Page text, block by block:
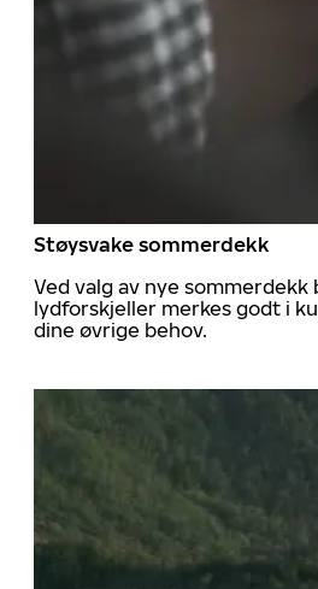
Støysvake sommerdekk
Ved valg av nye
lydforskjeller merkes godt i
dine øvrige behov.